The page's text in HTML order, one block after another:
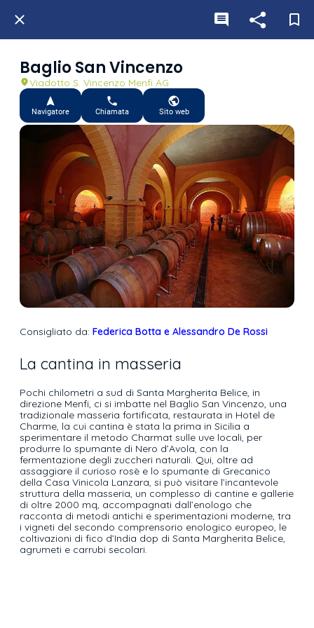
Baglio San Vincenzo
Viadotto S. Vincenzo Menfi AG
Navigatore Chiamata Sito web
Consigliato da: Federica Botta e Alessandro De Rossi
La cantina in masseria
Pochi chilometri a sud di Santa Margherita Belice, in
direzione Menfi, ci si imbatte nel Baglio San Vincenzo, una
tradizionale masseria fortificata, restaurata in Hotel de
Charme, la cui cantina è stata la prima in Sicilia a
sperimentare il metodo Charmat sulle uve locali, per
produrre lo spumante di Nero d’Avola, con la
fermentazione degli zuccheri naturali. Qui, oltre ad
assaggiare il curioso rosè e lo spumante di Grecanico
della Casa Vinicola Lanzara, si può visitare l’incantevole
struttura della masseria, un complesso di cantine e gallerie
di oltre 2000 mq, accompagnati dall’enologo che
racconta di metodi antichi e sperimentazioni moderne, tra
i vigneti del secondo comprensorio enologico europeo, le
coltivazioni di fico d’India dop di Santa Margherita Belice,
agrumeti e carrubi secolari.